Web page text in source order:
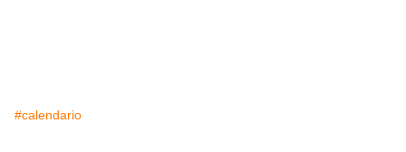
#calendario